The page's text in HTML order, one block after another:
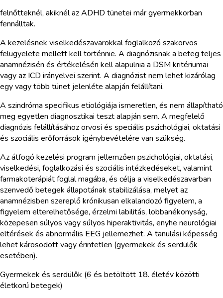
felnőtteknél, akiknél az ADHD tünetei már gyermekkorban
fennálltak.
A kezelésnek viselkedészavarokkal foglalkozó szakorvos
felügyelete mellett kell történnie. A diagnózisnak a beteg teljes
anamnézisén és értékelésén kell alapulnia a DSM kritériumai
vagy az ICD irányelvei szerint. A diagnózist nem lehet kizárólag
egy vagy több tünet jelenléte alapján felállítani.
A szindróma specifikus etiológiája ismeretlen, és nem állapítható
meg egyetlen diagnosztikai teszt alapján sem. A megfelelő
diagnózis felállításához orvosi és speciális pszichológiai, oktatási
és szociális erőforrások igénybevételére van szükség.
Az átfogó kezelési program jellemzően pszichológiai, oktatási,
viselkedési, foglalkozási és szociális intézkedéseket, valamint
farmakoterápiát foglal magába, és célja a viselkedészavarban
szenvedő betegek állapotának stabilizálása, melyet az
anamnézisben szereplő krónikusan elkalandozó figyelem, a
figyelem elterelhetősége, érzelmi labilitás, lobbanékonyság,
közepesen súlyos vagy súlyos hiperaktivitás, enyhe neurológiai
eltérések és abnormális EEG jellemezhet. A tanulási képesség
lehet károsodott vagy érintetlen (gyermekek és serdülők
esetében).
Gyermekek és serdülők (6 és betöltött 18. életév közötti
életkorú betegek)